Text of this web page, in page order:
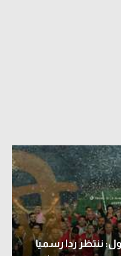
ننتظر ردا رسميا